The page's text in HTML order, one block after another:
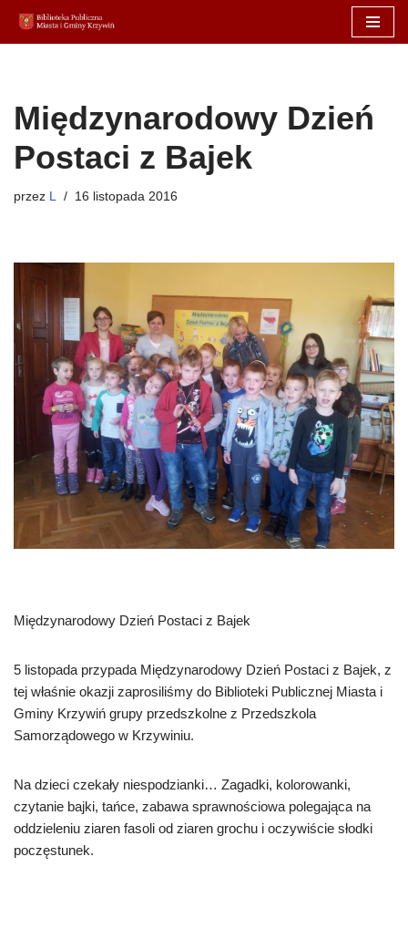
Przejdź
Międzynarodowy Dzień
Postaci z Bajek
przez L 16 listopada 2016
Międzynarodowy Dzień Postaci z Bajek
5 listopada przypada Międzynarodowy Dzień Postaci z Bajek, z
tej właśnie okazji zaprosiliśmy do Biblioteki Publicznej Miasta i
Gminy Krzywiń grupy przedszkolne z Przedszkola
Samorządowego w Krzywiniu.
Na dzieci czekały niespodzianki… Zagadki, kolorowanki,
czytanie bajki, tańce, zabawa sprawnościowa polegająca na
oddzieleniu ziaren fasoli od ziaren grochu i oczywiście słodki
poczęstunek.